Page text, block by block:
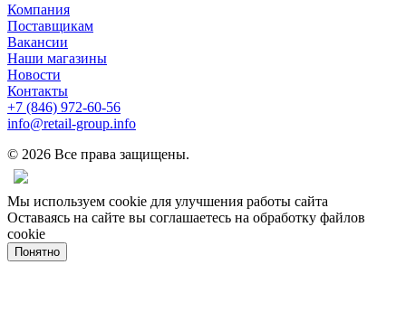
Компания
Поставщикам
Вакансии
Наши магазины
Новости
Контакты
+7 (846) 972-60-56
info@retail-group.info
© 2026 Все права защищены.
Мы используем cookie для улучшения работы сайта
Оставаясь на сайте вы соглашаетесь на обработку файлов
cookie
Понятно